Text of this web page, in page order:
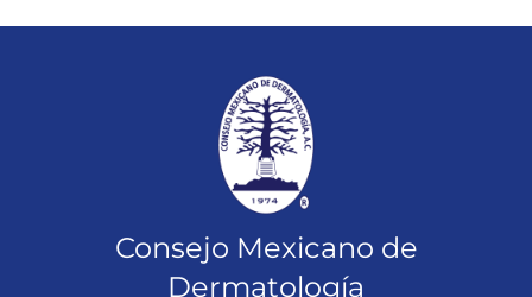
Consejo Mexicano de
Dermatología